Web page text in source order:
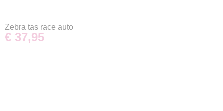
Zebra tas race auto
€ 37,95